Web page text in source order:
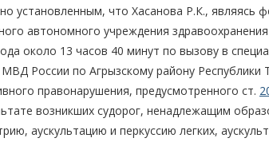
установленным, что Хасанова Р.К.,
автономного учреждения
около 13 часов 40 минут по вызову в
России по Агрызскому району
правонарушения, предусмотренного ст.
возникших судорог, ненадлежащим
аускультацию и перкуссию легких,